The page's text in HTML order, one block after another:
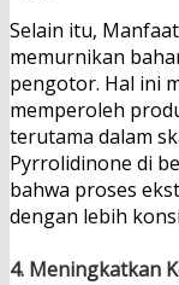
Selain itu,
memurnikan
pengotor. Hal ini
memperoleh
terutama dalam
Pyrrolidinone di
bahwa proses
dengan lebih
4. Meningkatkan